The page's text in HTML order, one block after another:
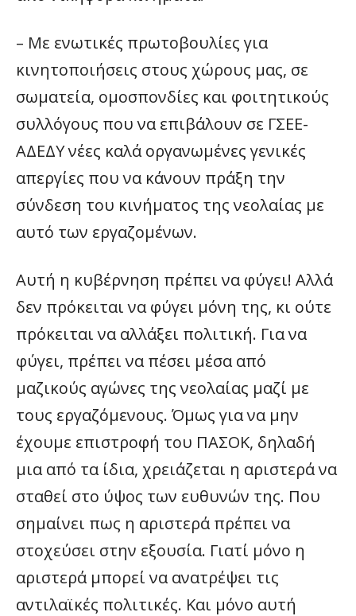
– Με ενωτικές πρωτοβουλίες για
κινητοποιήσεις στους χώρους μας, σε
σωματεία, ομοσπονδίες και φοιτητικούς
συλλόγους που να επιβάλουν σε ΓΣΕΕ-
ΑΔΕΔΥ νέες καλά οργανωμένες γενικές
απεργίες που να κάνουν πράξη την
σύνδεση του κινήματος της νεολαίας με
αυτό των εργαζομένων.
Αυτή η κυβέρνηση πρέπει να φύγει! Αλλά
δεν πρόκειται να φύγει μόνη της, κι ούτε
πρόκειται να αλλάξει πολιτική. Για να
φύγει, πρέπει να πέσει μέσα από
μαζικούς αγώνες της νεολαίας μαζί με
τους εργαζόμενους. Όμως για να μην
έχουμε επιστροφή του ΠΑΣΟΚ, δηλαδή
μια από τα ίδια, χρειάζεται η αριστερά να
σταθεί στο ύψος των ευθυνών της. Που
σημαίνει πως η αριστερά πρέπει να
στοχεύσει στην εξουσία. Γιατί μόνο η
αριστερά μπορεί να ανατρέψει τις
αντιλαϊκές πολιτικές. Και μόνο αυτή